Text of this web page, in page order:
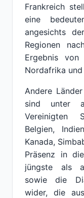
Frankreich
eine
angesichts
Regionen
Ergebnis
Nordafrika
Andere
sind unter
Vereinigten
Belgien,
Kanada,
Präsenz in
jüngste als
sowie die
wider, die